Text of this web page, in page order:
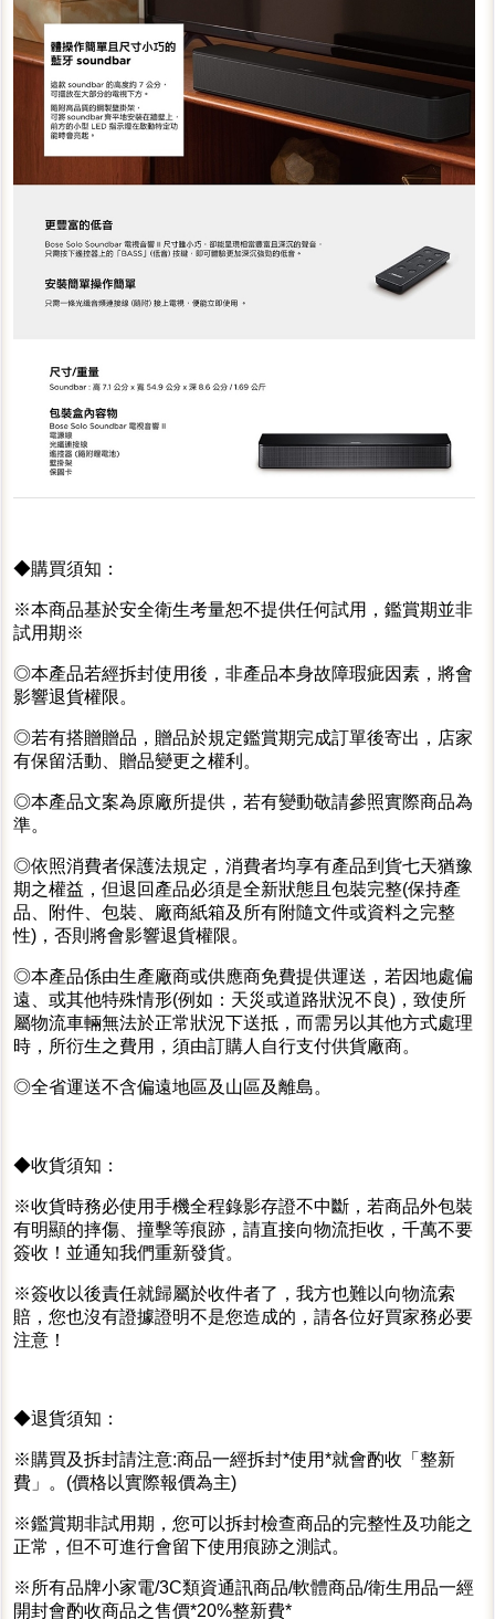
◆購買須知：
※本商品基於安全衛生考量恕不提供任何試用，鑑賞期並非
試用期※
◎本產品若經拆封使用後，非產品本身故障瑕疵因素，將會
影響退貨權限。
◎若有搭贈贈品，贈品於規定鑑賞期完成訂單後寄出，店家
有保留活動、贈品變更之權利。
◎本產品文案為原廠所提供，若有變動敬請參照實際商品為
準。
◎依照消費者保護法規定，消費者均享有產品到貨七天猶豫
期之權益，但退回產品必須是全新狀態且包裝完整(保持產
品、附件、包裝、廠商紙箱及所有附隨文件或資料之完整
性)，否則將會影響退貨權限。
◎本產品係由生產廠商或供應商免費提供運送，若因地處偏
遠、或其他特殊情形(例如：天災或道路狀況不良)，致使所
屬物流車輛無法於正常狀況下送抵，而需另以其他方式處理
時，所衍生之費用，須由訂購人自行支付供貨廠商。
◎全省運送不含偏遠地區及山區及離島。
◆收貨須知：
※收貨時務必使用手機全程錄影存證不中斷，若商品外包裝
有明顯的摔傷、撞擊等痕跡，請直接向物流拒收，千萬不要
簽收！並通知我們重新發貨。
※簽收以後責任就歸屬於收件者了，我方也難以向物流索
賠，您也沒有證據證明不是您造成的，請各位好買家務必要
注意！
◆退貨須知：
※購買及拆封請注意:商品一經拆封*使用*就會酌收「整新
費」。(價格以實際報價為主)
※鑑賞期非試用期，您可以拆封檢查商品的完整性及功能之
正常，但不可進行會留下使用痕跡之測試。
※所有品牌小家電/3C類資通訊商品/軟體商品/衛生用品一經
開封會酌收商品之售價*20%整新費*